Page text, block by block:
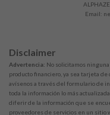
Email:
Disclaimer
Advertencia: No solicitamos
producto financiero, ya sea tarjeta
avísenos a través del formulario de
toda la información lo más
diferir de la información que se
proveedores de servicios en un sitio